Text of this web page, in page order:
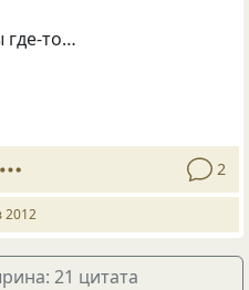
где-то…
2
2012
21 цитата